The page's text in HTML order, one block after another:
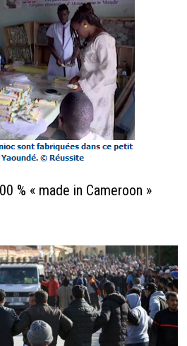
% « made in Cameroon »